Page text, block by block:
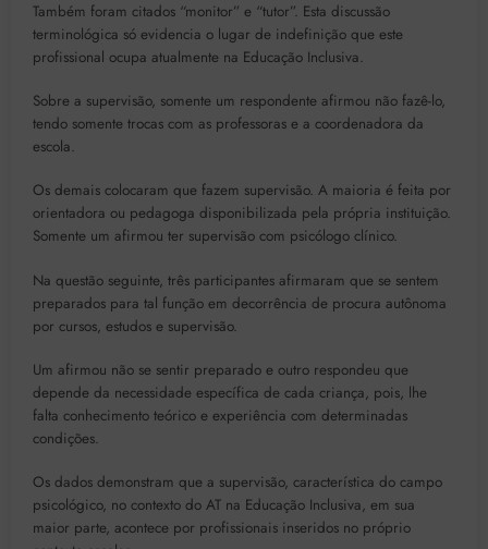
Também foram citados “monitor” e “tutor”. Esta discussão
terminológica só evidencia o lugar de indefinição que este
profissional ocupa atualmente na Educação Inclusiva.
Sobre a supervisão, somente um respondente afirmou não fazê-lo,
tendo somente trocas com as professoras e a coordenadora da
escola.
Os demais colocaram que fazem supervisão. A maioria é feita por
orientadora ou pedagoga disponibilizada pela própria instituição.
Somente um afirmou ter supervisão com psicólogo clínico.
Na questão seguinte, três participantes afirmaram que se sentem
preparados para tal função em decorrência de procura autônoma
por cursos, estudos e supervisão.
Um afirmou não se sentir preparado e outro respondeu que
depende da necessidade específica de cada criança, pois, lhe
falta conhecimento teórico e experiência com determinadas
condições.
Os dados demonstram que a supervisão, característica do campo
psicológico, no contexto do AT na Educação Inclusiva, em sua
maior parte, acontece por profissionais inseridos no próprio